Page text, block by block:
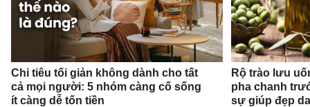
Chi tiêu tối giản không dành cho tất
cả mọi người: 5 nhóm càng cố sống
ít càng dễ tốn tiền
Rộ trào lưu
pha chanh
sự giúp đẹp